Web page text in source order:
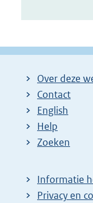
Over deze
Contact
English
Help
Zoeken
Informatie
Privacy en